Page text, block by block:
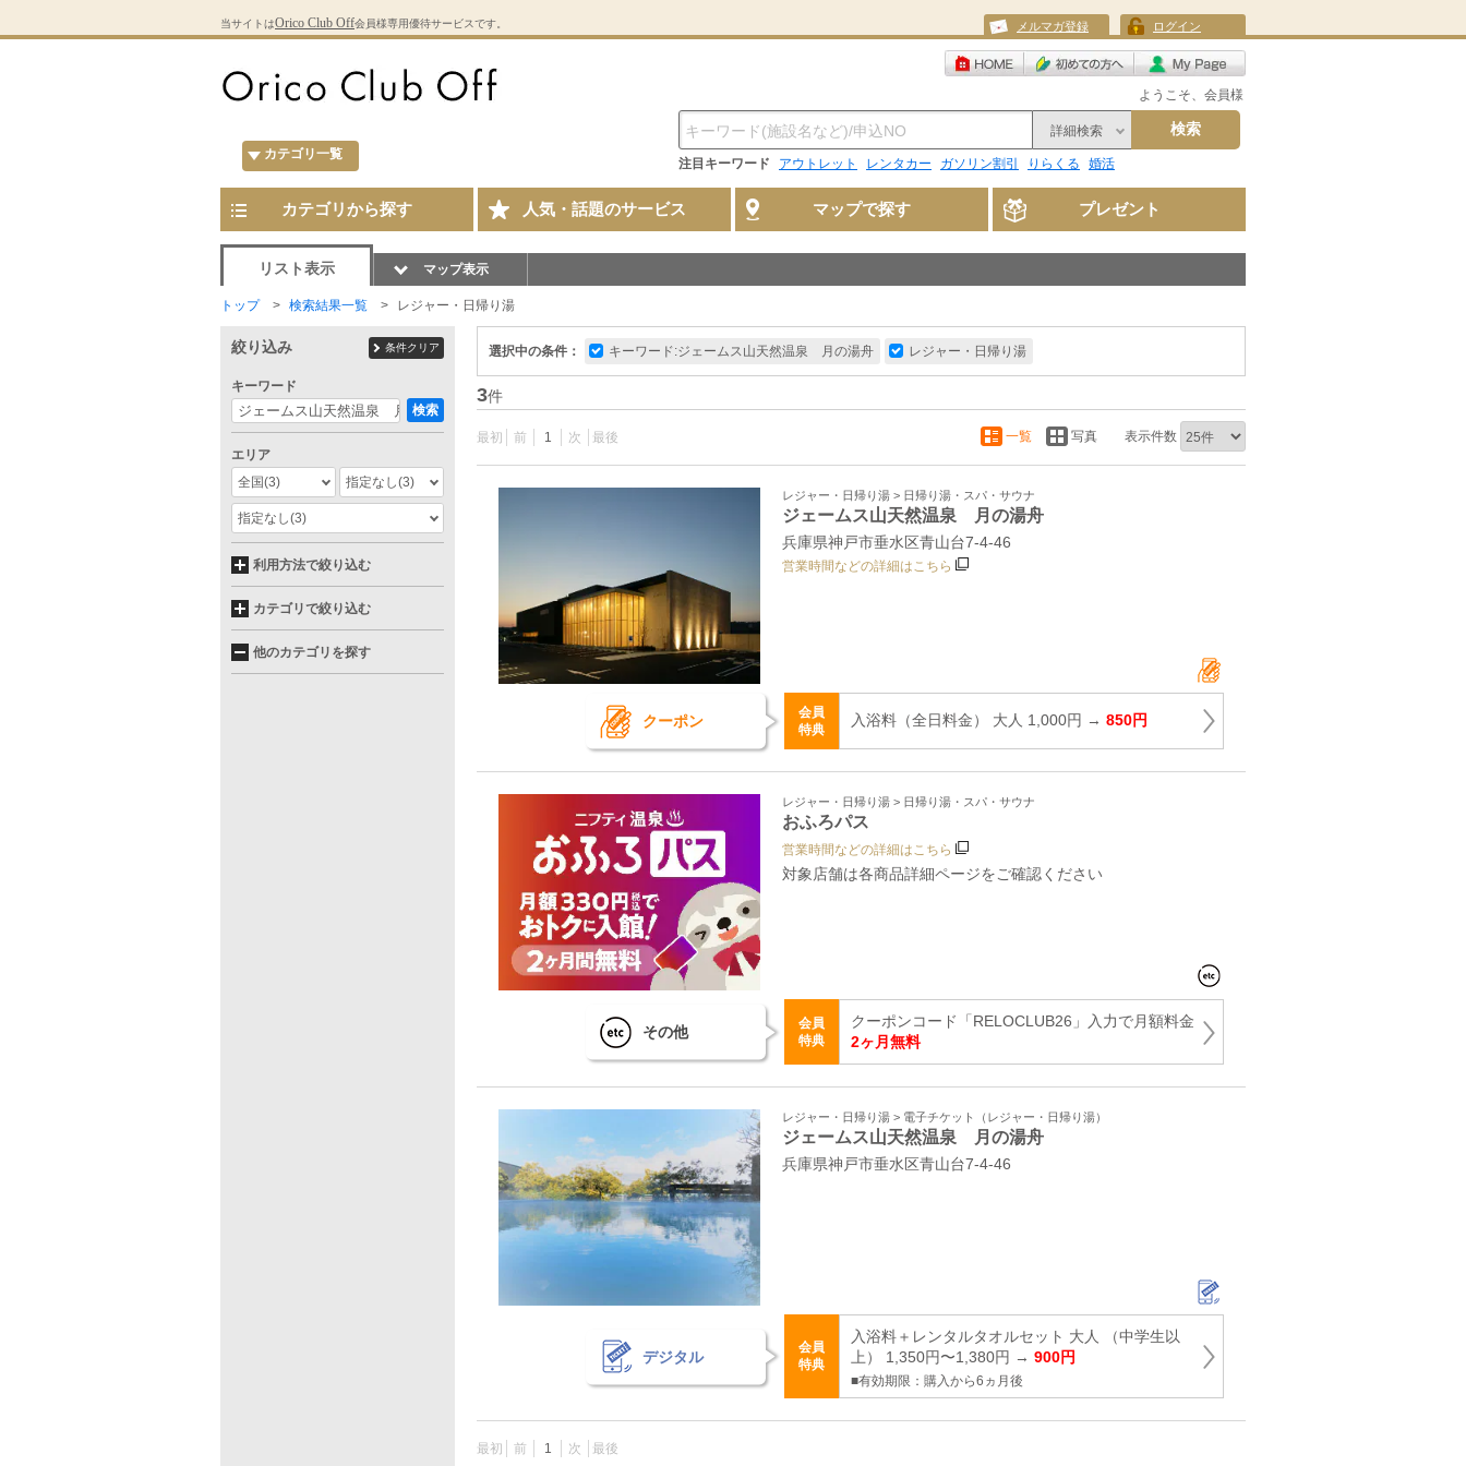
当サイトはOrico Club Off会員様専用優待サービスです。 メルマガ登録 ログイン
ようこそ、会員様
カテゴリ一覧
詳細検索 検索
注目キーワード アウトレット レンタカー ガソリン割引 りらくる 婚活
カテゴリから探す 人気・話題のサービス マップで探す プレゼント
リスト表示 マップ表示
トップ 検索結果一覧 レジャー・日帰り湯
選択中の条件： キーワード:ジェームス山天然温泉 月の湯舟 レジャー・日帰り湯
3件
最初 前 1 次 最後 一覧 写真 表示件数
レジャー・日帰り湯 > 日帰り湯・スパ・サウナ
ジェームス山天然温泉 月の湯舟
兵庫県神戸市垂水区青山台7‐4‐46
営業時間などの詳細はこちら
クーポン
会員
特典
入浴料（全日料金） 大人 1,000円 → 850円
レジャー・日帰り湯 > 日帰り湯・スパ・サウナ
おふろパス
営業時間などの詳細はこちら
対象店舗は各商品詳細ページをご確認ください
その他
会員
特典
クーポンコード「RELOCLUB26」入力で月額料金
2ヶ月無料
レジャー・日帰り湯 > 電子チケット（レジャー・日帰り湯）
ジェームス山天然温泉 月の湯舟
兵庫県神戸市垂水区青山台7‐4‐46
デジタル
会員
特典
入浴料＋レンタルタオルセット 大人 （中学生以
上） 1,350円〜1,380円 → 900円
■有効期限：購入から6ヵ月後
最初 前 1 次 最後
絞り込み 条件クリア
キーワード
検索
エリア
全国(3) 指定なし(3)
指定なし(3)
利用方法で絞り込む
カテゴリで絞り込む
他のカテゴリを探す